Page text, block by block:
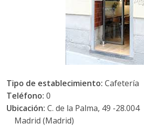
Tipo de establecimiento:Cafetería
Teléfono:0
Ubicación:C. de la Palma, 49 -28.004
Madrid (Madrid)